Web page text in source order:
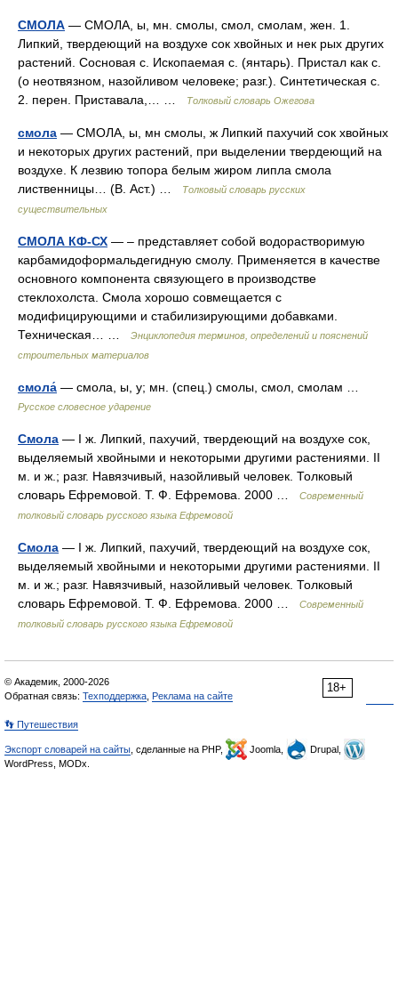
СМОЛА — СМОЛА, ы, мн. смолы, смол, смолам, жен. 1.
Липкий, твердеющий на воздухе сок хвойных и нек рых других
растений. Сосновая с. Ископаемая с. (янтарь). Пристал как с.
(о неотвязном, назойливом человеке; разг.). Синтетическая с.
2. перен. Приставала,… …
Толковый словарь Ожегова
смола — СМОЛА, ы, мн смолы, ж Липкий пахучий сок хвойных
и некоторых других растений, при выделении твердеющий на
воздухе. К лезвию топора белым жиром липла смола
лиственницы… (В. Аст.) …
Толковый словарь русских
существительных
СМОЛА КФ-СХ — – представляет собой водорастворимую
карбамидоформальдегидную смолу. Применяется в качестве
основного компонента связующего в производстве
стеклохолста. Смола хорошо совмещается с
модифицирующими и стабилизирующими добавками.
Техническая… …
Энциклопедия терминов, определений и пояснений
строительных материалов
смола́ — смола, ы, у; мн. (спец.) смолы, смол, смолам …
Русское словесное ударение
Смола — I ж. Липкий, пахучий, твердеющий на воздухе сок,
выделяемый хвойными и некоторыми другими растениями. II
м. и ж.; разг. Навязчивый, назойливый человек. Толковый
словарь Ефремовой. Т. Ф. Ефремова. 2000 …
Современный
толковый словарь русского языка Ефремовой
Смола — I ж. Липкий, пахучий, твердеющий на воздухе сок,
выделяемый хвойными и некоторыми другими растениями. II
м. и ж.; разг. Навязчивый, назойливый человек. Толковый
словарь Ефремовой. Т. Ф. Ефремова. 2000 …
Современный
толковый словарь русского языка Ефремовой
18+
© Академик, 2000-2026
Обратная связь: Техподдержка Реклама на сайте
👣 Путешествия
Экспорт словарей на сайты , сделанные на PHP, Joomla,
Drupal,
WordPress, MODx.